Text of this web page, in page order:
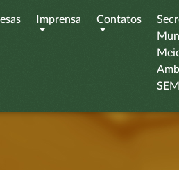
Imprensa Contatos